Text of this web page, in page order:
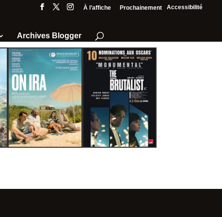
Accessibilité
À l’affiche Prochainement
Archives Blogger